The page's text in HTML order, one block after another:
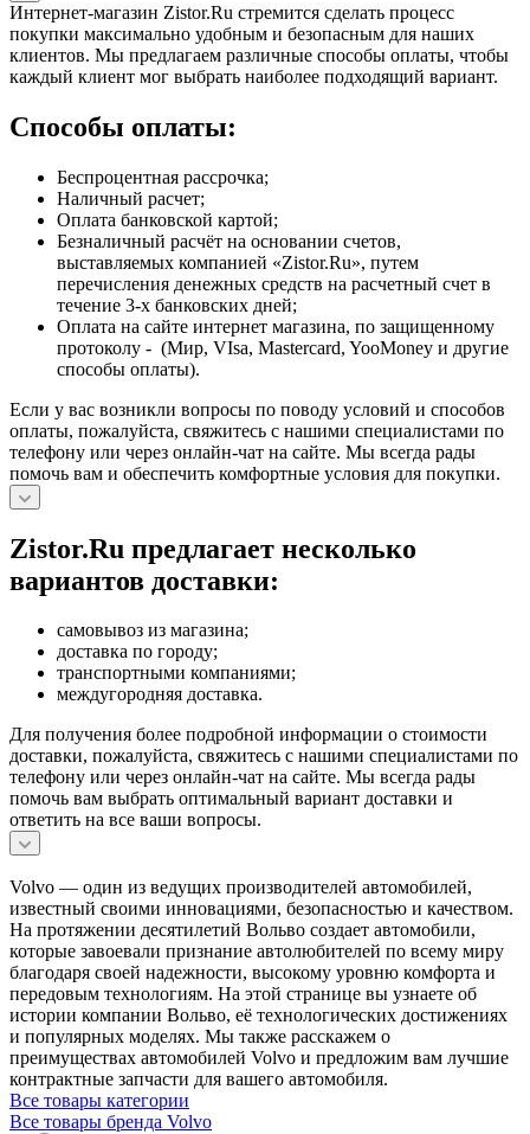
Интернет-магазин Zistor.Ru стремится сделать процесс
покупки максимально удобным и безопасным для наших
клиентов. Мы предлагаем различные способы оплаты, чтобы
каждый клиент мог выбрать наиболее подходящий вариант.
Способы оплаты:
Беспроцентная рассрочка;
Наличный расчет;
Оплата банковской картой;
Безналичный расчёт на основании счетов,
выставляемых компанией «Zistor.Ru», путем
перечисления денежных средств на расчетный счет в
течение 3-х банковских дней;
Оплата на сайте интернет магазина, по защищенному
протоколу - (Мир, VIsa, Mastercard, YooMoney и другие
способы оплаты).
Если у вас возникли вопросы по поводу условий и способов
оплаты, пожалуйста, свяжитесь с нашими специалистами по
телефону или через онлайн-чат на сайте. Мы всегда рады
помочь вам и обеспечить комфортные условия для покупки.
Zistor.Ru предлагает несколько
вариантов доставки:
самовывоз из магазина;
доставка по городу;
транспортными компаниями;
междугородняя доставка.
Для получения более подробной информации о стоимости
доставки, пожалуйста, свяжитесь с нашими специалистами по
телефону или через онлайн-чат на сайте. Мы всегда рады
помочь вам выбрать оптимальный вариант доставки и
ответить на все ваши вопросы.
Volvo — один из ведущих производителей автомобилей,
известный своими инновациями, безопасностью и качеством.
На протяжении десятилетий Вольво создает автомобили,
которые завоевали признание автолюбителей по всему миру
благодаря своей надежности, высокому уровню комфорта и
передовым технологиям. На этой странице вы узнаете об
истории компании Вольво, её технологических достижениях
и популярных моделях. Мы также расскажем о
преимуществах автомобилей Volvo и предложим вам лучшие
контрактные запчасти для вашего автомобиля.
Все товары категории
Все товары бренда Volvo